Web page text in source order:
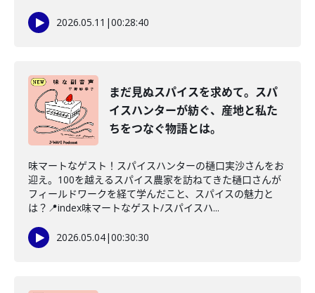
2026.05.11 |00:28:40
まだ見ぬスパイスを求めて。スパ
イスハンターが紡ぐ、産地と私た
ちをつなぐ物語とは。
味マートなゲスト！スパイスハンターの樋口実沙さんをお
迎え。100を越えるスパイス農家を訪ねてきた樋口さんが
フィールドワークを経て学んだこと、スパイスの魅力と
は？📍index味マートなゲスト/スパイスハ...
2026.05.04|00:30:30